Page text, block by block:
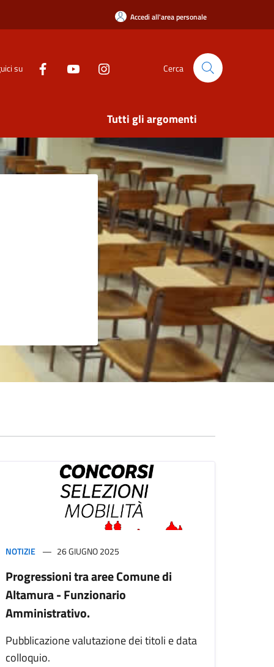
Accedi all'area personale
su Cerca
Tutti gli argomenti
NOTIZIE 26 GIUGNO 2025
Progressioni tra aree Comune di
Altamura - Funzionario
Amministrativo.
Pubblicazione valutazione dei titoli e data
colloquio.